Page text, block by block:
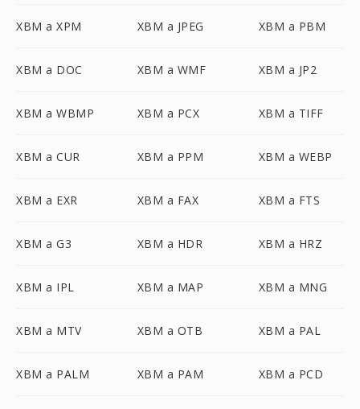
XBM a XPM XBM a JPEG XBM a PBM
XBM a DOC XBM a WMF XBM a JP2
XBM a WBMP XBM a PCX XBM a TIFF
XBM a CUR XBM a PPM XBM a WEBP
XBM a EXR XBM a FAX XBM a FTS
XBM a G3 XBM a HDR XBM a HRZ
XBM a IPL XBM a MAP XBM a MNG
XBM a MTV XBM a OTB XBM a PAL
XBM a PALM XBM a PAM XBM a PCD